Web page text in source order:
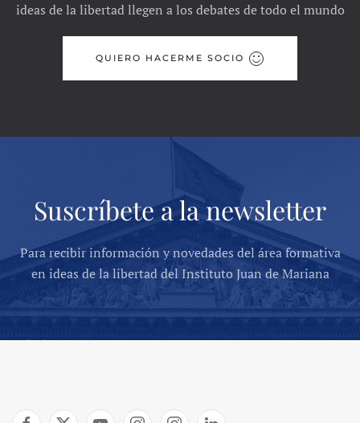
ideas de la libertad llegen a los debates de todo el mundo
QUIERO HACERME SOCIO
Suscríbete a la newsletter
Para recibir información y novedades del área formativa
en ideas de la libertad del Instituto Juan de Mariana